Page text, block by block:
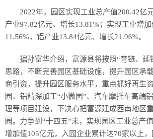
2022年，园区实现工业总产值200.42亿
产业97.82亿元、增长13.81%；实现工业增
11.56%，铝产业13.84亿元、增长21.96%。
据孙富华介绍，富源县将按照“育链、延
思路，不断完善园区基础设施，提升园区承
商引资，提升园区服务水平，重点抓好再生
园、铝精深加工“小微园”、汽车摩托车高端
理等项目建设，下决心把富源建成西南地区
园。力争到“十四五”末，实现园区工业总产
增加值105亿元，入园企业累计达70家以上